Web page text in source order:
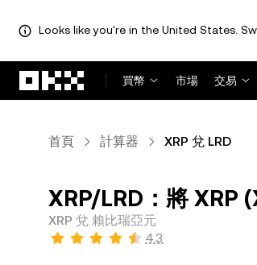
Looks like you're in the United States.
買幣
市場 交易
首頁 計算器 XRP 兌 LRD
XRP/LRD：將 XRP
XRP 兌 賴比瑞亞元
4.3